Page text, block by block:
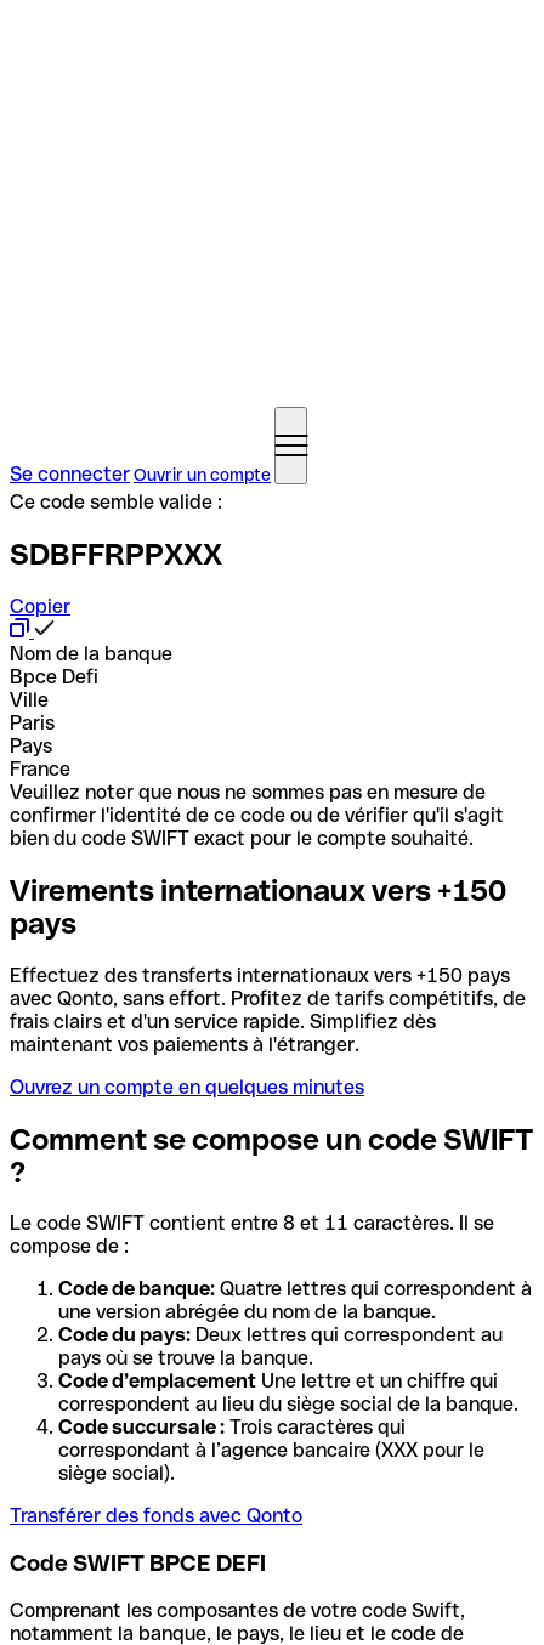
Se connecterOuvrir un compte
Ce code semble valide :
SDBFFRPPXXX
Copier
Nom de la banque
Bpce Defi
Ville
Paris
Pays
France
Veuillez noter que nous ne sommes pas en mesure de
confirmer l'identité de ce code ou de vérifier qu'il s'agit
bien du code SWIFT exact pour le compte souhaité.
Virements internationaux vers +150
pays
Effectuez des transferts internationaux vers +150 pays
avec Qonto, sans effort. Profitez de tarifs compétitifs, de
frais clairs et d'un service rapide. Simplifiez dès
maintenant vos paiements à l'étranger.
Ouvrez un compte en quelques minutes
Comment se compose un code SWIFT
?
Le code SWIFT contient entre 8 et 11 caractères. Il se
compose de :
Code de banque: Quatre lettres qui correspondent à
une version abrégée du nom de la banque.
Code du pays: Deux lettres qui correspondent au
pays où se trouve la banque.
Code d’emplacement Une lettre et un chiffre qui
correspondent au lieu du siège social de la banque.
Code succursale : Trois caractères qui
correspondant à l’agence bancaire (XXX pour le
siège social).
Transférer des fonds avec Qonto
Code SWIFT BPCE DEFI
Comprenant les composantes de votre code Swift,
notamment la banque, le pays, le lieu et le code de